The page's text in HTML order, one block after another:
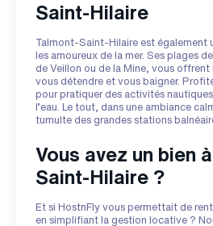
Saint-Hilaire
Talmont-Saint-Hilaire est également
les amoureux de la mer. Ses plages
de Veillon ou de la Mine, vous
vous détendre et vous baigner.
pour pratiquer des activités
l’eau. Le tout, dans une ambiance
tumulte des grandes stations
Vous avez un bien
Saint-Hilaire ?
Et si HostnFly vous permettait de
en simplifiant la gestion locative ?